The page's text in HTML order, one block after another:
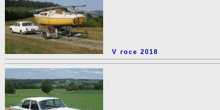
V roce 2018